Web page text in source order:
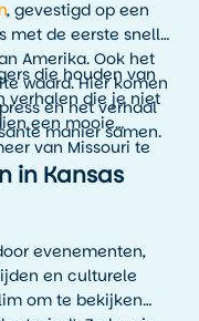
, gevestigd op een
met de eerste snelle
Amerika. Ook het
waard. Hier komen
en het verhaal
manier samen.
die houden van
verhalen die je niet
een mooie
van Missouri te
in Kansas
evenementen,
en culturele
om te bekijken